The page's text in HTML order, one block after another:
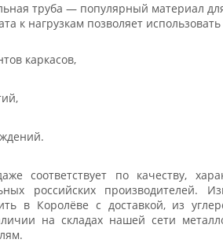
труба — популярный материал
к нагрузкам позволяет
каркасов,
соответствует по качеству,
российских производителей.
в Королёве с доставкой, из
на складах нашей сети